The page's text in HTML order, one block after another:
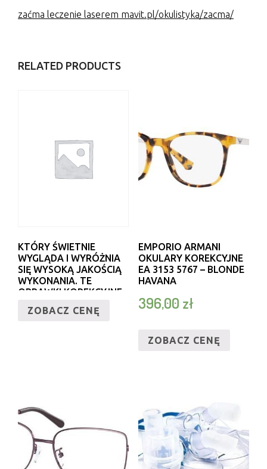
zaćma leczenie laserem mavit.pl/okulistyka/zacma/
RELATED PRODUCTS
KTÓRY ŚWIETNIE
WYGLĄDA I WYRÓŻNIA
SIĘ WYSOKĄ JAKOŚCIĄ
WYKONANIA. TE
OPRAWKI KOREKCYJNE
TYLKO DOSKONAŁY
NAJSŁYNNIEJSZYCH NA
ŚWIECIE DOMÓW MODY
SWOJĄ NAZWĘ BIERZE
OD NAZWISKA
ZAŁOŻYCIELA –
WŁOSKIEGO
ZOBACZ CENĘ
EMPORIO ARMANI
OKULARY KOREKCYJNE
EA 3153 5767 – BLONDE
HAVANA
396,00 zł
ZOBACZ CENĘ